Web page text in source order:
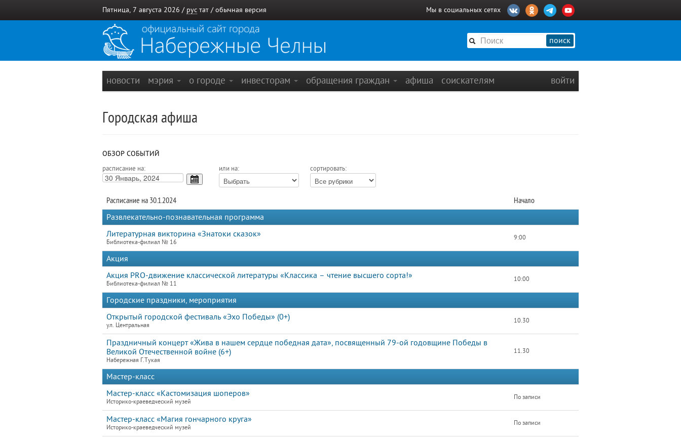
Пятница, 7 августа 2026 / рус тат / обычная версия Мы в социальных сетях
поиск
новости мэрия о городе инвесторам обращения граждан афиша соискателям войти
Городская афиша
ОБЗОР СОБЫТИЙ
расписание на: или на: сортировать:
Расписание на 30.1.2024
Начало
Развлекательно-познавательная программа
Литературная викторина «Знатоки сказок»
Библиотека-филиал № 16
9:00
Акция
Акция PRO-движение классической литературы «Классика – чтение высшего сорта!»
Библиотека-филиал № 11
10:00
Городские праздники, мероприятия
Открытый городской фестиваль «Эхо Победы» (0+)
ул. Центральная
10.30
Праздничный концерт «Жива в нашем сердце победная дата», посвященный 79-ой годовщине Победы в
Великой Отечественной войне (6+)
Набережная Г.Тукая
11.30
Мастер-класс
Мастер-класс «Кастомизация шоперов»
Историко-краеведческий музей
По записи
Мастер-класс «Магия гончарного круга»
Историко-краеведческий музей
По записи